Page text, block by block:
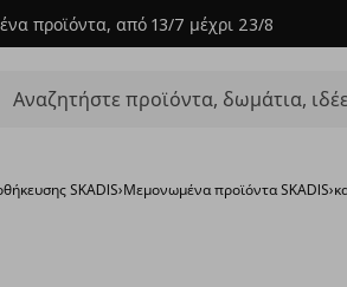
προϊόντα, από 13/7 μέχρι 23/8
SKADIS›Μεμονωμένα προϊόντα SKADIS›